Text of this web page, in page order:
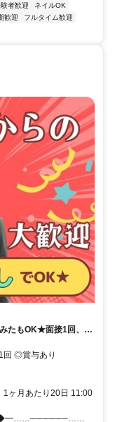
者歓迎
ネイルOK
歓迎
フルタイム歓迎
たもOK★面接1回、最
回 ◎賞与あり
1ヶ月あたり20日 11:00
┏◆━……──────……